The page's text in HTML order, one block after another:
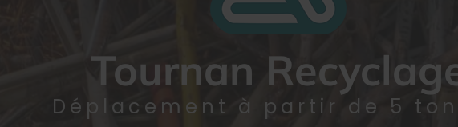
Tournan
Déplacement à partir de 5